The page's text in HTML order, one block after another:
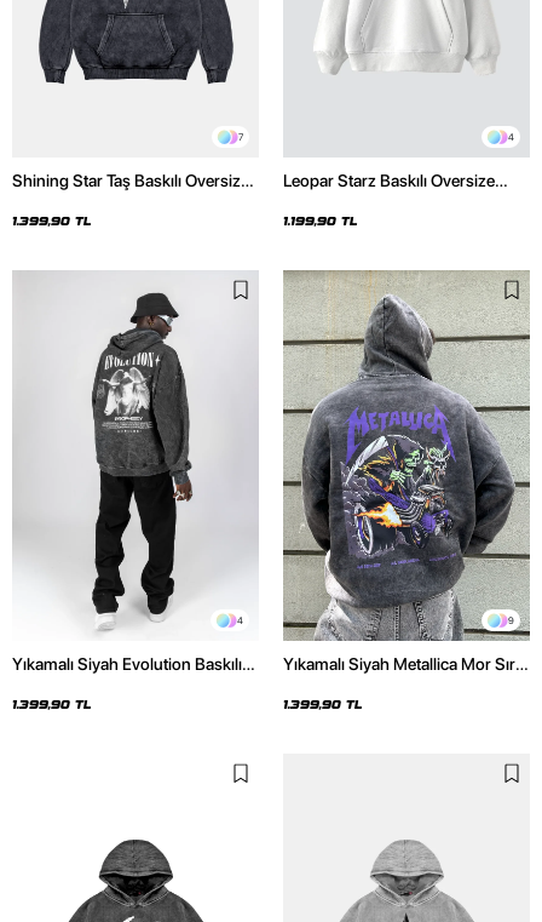
7
Shining Star Taş Baskılı Oversize
Hoodie
1.399,90 TL
4
Leopar Starz Baskılı Oversize
1.199,90 TL
4
Yıkamalı Siyah Evolution Baskılı
Hoodie
1.399,90 TL
9
Yıkamalı Siyah Metallica Mor Sırt
Hoodie
1.399,90 TL